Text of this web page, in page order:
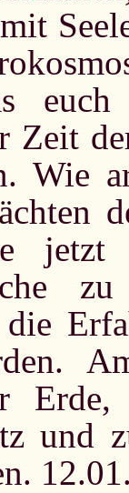
Zeit
Wie
jetzt
und